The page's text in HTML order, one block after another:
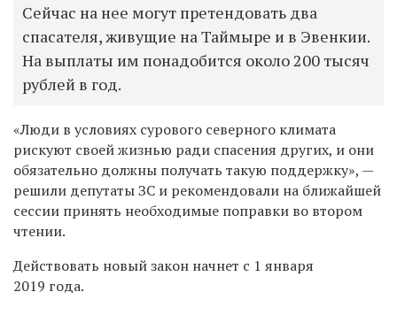
Сейчас на нее могут претендовать два
спасателя, живущие на Таймыре и в Эвенкии.
На выплаты им понадобится около 200 тысяч
рублей в год.
«Люди в условиях сурового северного климата
рискуют своей жизнью ради спасения других, и они
обязательно должны получать такую поддержку», —
решили депутаты ЗС и рекомендовали на ближайшей
сессии принять необходимые поправки во втором
чтении.
Действовать новый закон начнет с 1 января
2019 года.